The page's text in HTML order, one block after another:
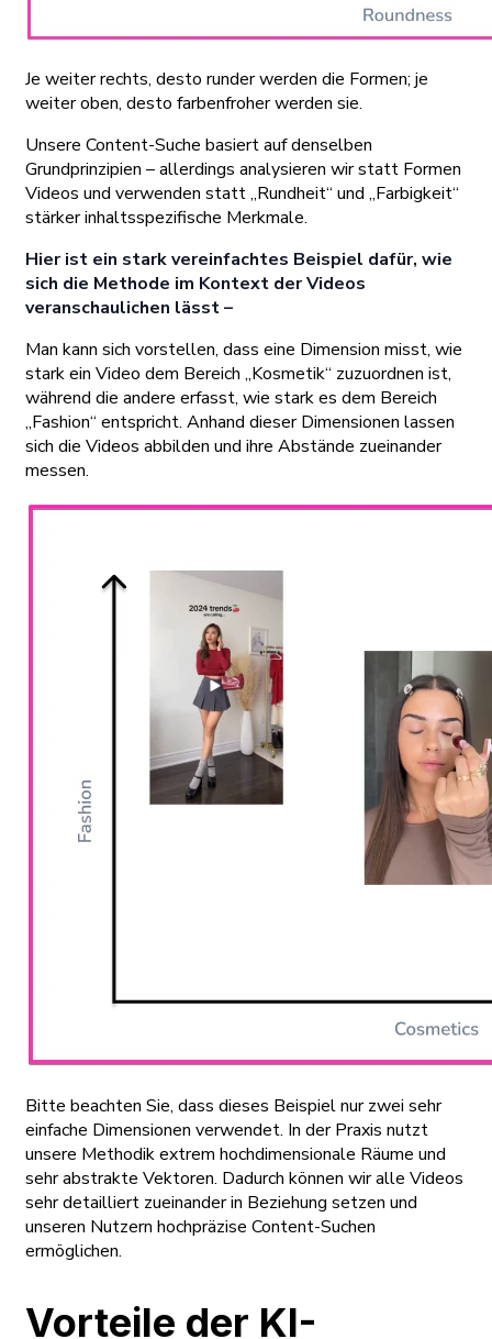
Je weiter rechts, desto runder werden die Formen; je
weiter oben, desto farbenfroher werden sie.
Unsere Content-Suche basiert auf denselben
Grundprinzipien – allerdings analysieren wir statt Formen
Videos und verwenden statt „Rundheit“ und „Farbigkeit“
stärker inhaltsspezifische Merkmale.
Hier ist ein stark vereinfachtes Beispiel dafür, wie
sich die Methode im Kontext der Videos
veranschaulichen lässt –
Man kann sich vorstellen, dass eine Dimension misst, wie
stark ein Video dem Bereich „Kosmetik“ zuzuordnen ist,
während die andere erfasst, wie stark es dem Bereich
„Fashion“ entspricht. Anhand dieser Dimensionen lassen
sich die Videos abbilden und ihre Abstände zueinander
messen.
Bitte beachten Sie, dass dieses Beispiel nur zwei sehr
einfache Dimensionen verwendet. In der Praxis nutzt
unsere Methodik extrem hochdimensionale Räume und
sehr abstrakte Vektoren. Dadurch können wir alle Videos
sehr detailliert zueinander in Beziehung setzen und
unseren Nutzern hochpräzise Content-Suchen
ermöglichen.
Vorteile der KI-